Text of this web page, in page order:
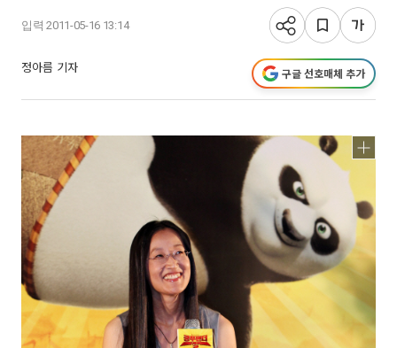
입력 2011-05-16 13:14
정아름 기자 구글 선호매체 추가